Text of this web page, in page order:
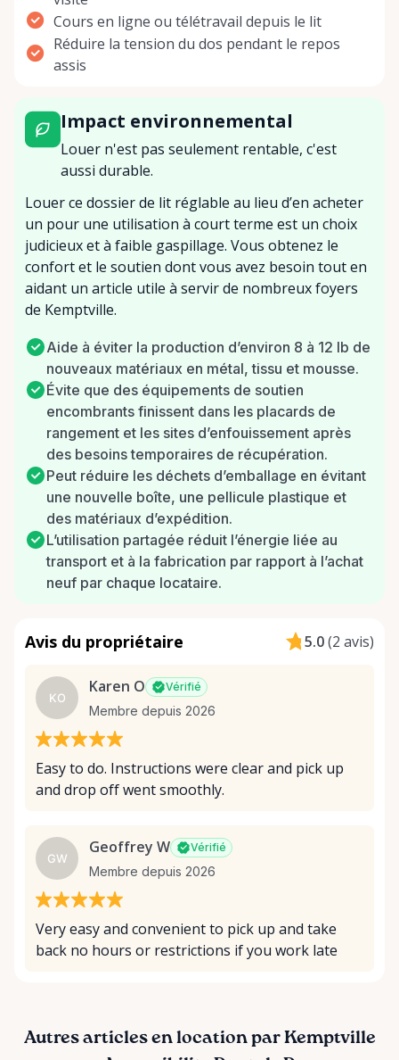
Cours en ligne ou télétravail depuis le lit
Réduire la tension du dos pendant le repos
assis
Impact environnemental
Louer n'est pas seulement rentable, c'est
aussi durable.
Louer ce dossier de lit réglable au lieu d’en acheter
un pour une utilisation à court terme est un choix
judicieux et à faible gaspillage. Vous obtenez le
confort et le soutien dont vous avez besoin tout en
aidant un article utile à servir de nombreux foyers
de Kemptville.
Aide à éviter la production d’environ 8 à 12 lb de
nouveaux matériaux en métal, tissu et mousse.
Évite que des équipements de soutien
encombrants finissent dans les placards de
rangement et les sites d’enfouissement après
des besoins temporaires de récupération.
Peut réduire les déchets d’emballage en évitant
une nouvelle boîte, une pellicule plastique et
des matériaux d’expédition.
L’utilisation partagée réduit l’énergie liée au
transport et à la fabrication par rapport à l’achat
neuf par chaque locataire.
Avis du propriétaire 5.0(2 avis)
KO
Karen O Vérifié
Membre depuis 2026
Easy to do. Instructions were clear and pick up
and drop off went smoothly.
GW
Geoffrey W Vérifié
Membre depuis 2026
Very easy and convenient to pick up and take
back no hours or restrictions if you work late
Autres articles en location par Kemptville